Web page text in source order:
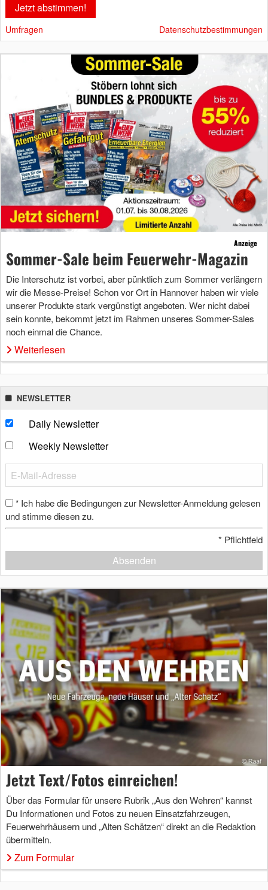
Umfragen Datenschutzbestimmungen
Anzeige
Sommer-Sale beim Feuerwehr-Magazin
Die Interschutz ist vorbei, aber pünktlich zum Sommer verlängern
wir die Messe-Preise! Schon vor Ort in Hannover haben wir viele
unserer Produkte stark vergünstigt angeboten. Wer nicht dabei
sein konnte, bekommt jetzt im Rahmen unseres Sommer-Sales
noch einmal die Chance.
Weiterlesen
NEWSLETTER
Daily Newsletter
Weekly Newsletter
* Ich habe die Bedingungen zur Newsletter-Anmeldung gelesen
und stimme diesen zu.
* Pflichtfeld
Absenden
Jetzt Text/Fotos einreichen!
Über das Formular für unsere Rubrik „Aus den Wehren“ kannst
Du Informationen und Fotos zu neuen Einsatzfahrzeugen,
Feuerwehrhäusern und „Alten Schätzen“ direkt an die Redaktion
übermitteln.
Zum Formular